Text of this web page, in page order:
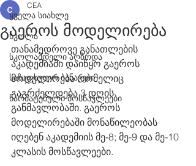
ყველა სიახლე
სკოლა
სკოლამდელი აღზრდა
საზაფხულო ბანაკები
წარმატებული მოსწავლეები
გაეროს მოდელირება
CEA
თანამედროვე განათლების
აკადემიაში დაიწყო გაეროს
მოდელირება რომელიც
გაგრძელდება 3 დღის
განმავლობაში. გაეროს
მოდელირებაში მონაწილეობას
იღებენ აკადემიის მე-8; მე-9 და მე-10
კლასის მოსწავლეები.